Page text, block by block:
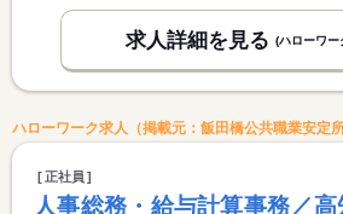
求人詳細を見る (ハローワー
ハローワーク求人（掲載元：飯田橋公共職業安定所
正社員
人事総務・給与計算事務／高